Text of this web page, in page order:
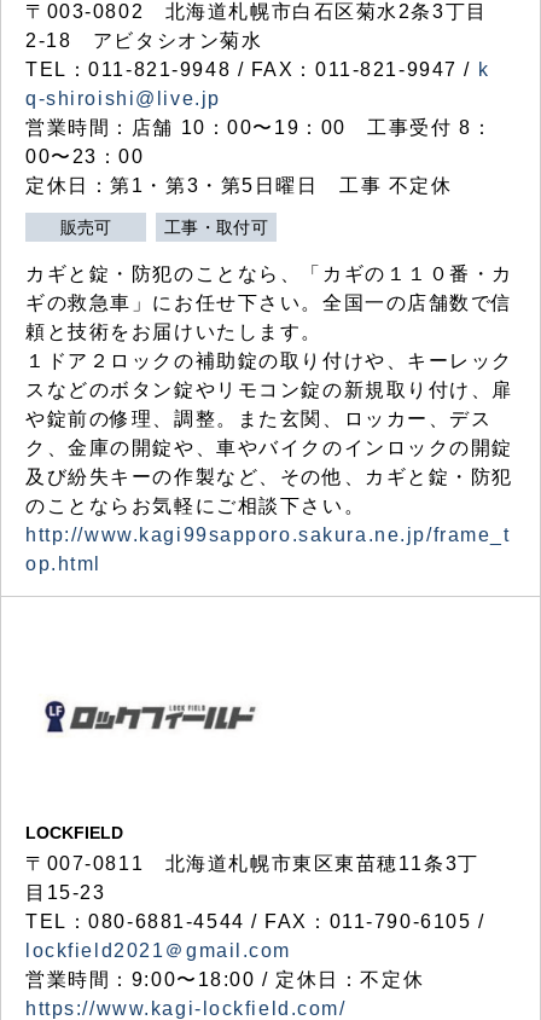
〒003-0802 北海道札幌市白石区菊水2条3丁目
2-18 アビタシオン菊水
TEL：011-821-9948 / FAX：011-821-9947 / k
q-shiroishi@live.jp
営業時間：店舗 10：00〜19：00 工事受付 8：
00〜23：00
定休日：第1・第3・第5日曜日 工事 不定休
販売可 工事・取付可
カギと錠・防犯のことなら、「カギの１１０番・カ
ギの救急車」にお任せ下さい。全国一の店舗数で信
頼と技術をお届けいたします。
１ドア２ロックの補助錠の取り付けや、キーレック
スなどのボタン錠やリモコン錠の新規取り付け、扉
や錠前の修理、調整。また玄関、ロッカー、デス
ク、金庫の開錠や、車やバイクのインロックの開錠
及び紛失キーの作製など、その他、カギと錠・防犯
のことならお気軽にご相談下さい。
http://www.kagi99sapporo.sakura.ne.jp/frame_t
op.html
LOCKFIELD
〒007-0811 北海道札幌市東区東苗穂11条3丁
目15-23
TEL：080-6881-4544 / FAX：011-790-6105 /
lockfield2021＠gmail.com
営業時間：9:00〜18:00 / 定休日：不定休
https://www.kagi-lockfield.com/